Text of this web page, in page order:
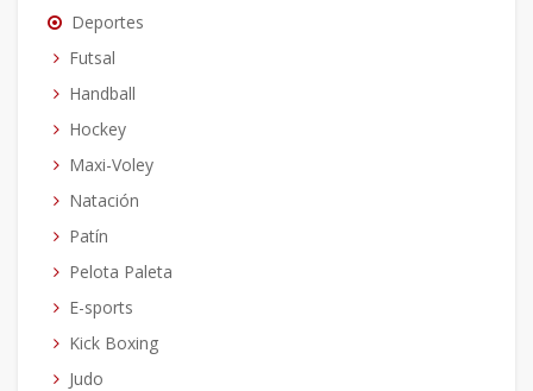
Deportes
Futsal
Handball
Hockey
Maxi-Voley
Natación
Patín
Pelota Paleta
E-sports
Kick Boxing
Judo